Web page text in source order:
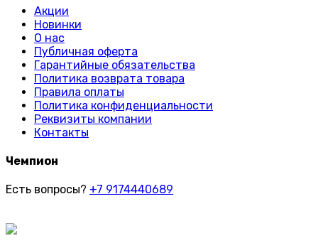
Акции
Новинки
О нас
Публичная оферта
Гарантийные обязательства
Политика возврата товара
Правила оплаты
Политика конфиденциальности
Реквизиты компании
Контакты
Чемпион
Есть вопросы? +7 9174440689